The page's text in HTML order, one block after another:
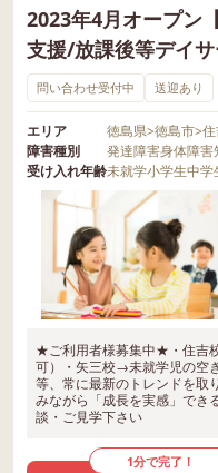
2023年4月オープン
支援/放課後等デイ
問い合わせ受付中 送迎あり
エリア 徳島県>徳島市>
障害種別
発達障害身体障害
受け入れ年齢未就学小学生中学
★ご利用者様募集中★・住吉
可）・矢三校→未就学児の空
等、常に最新のトレンドを取
みながら「成長を実感」でき
談・ご見学下さい
1分で完了！